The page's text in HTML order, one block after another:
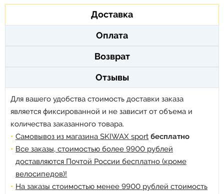
Доставка
Оплата
Возврат
Отзывы
Для вашего удобства стоимость доставки заказа
является фиксированной и не зависит от объема и
количества заказанного товара.
Самовывоз из магазина SKIWAX sport бесплатно
Все заказы, стоимостью более 9900 рублей
доставляются Почтой России бесплатно (кроме
велосипедов)!
На заказы стоимостью менее 9900 рублей стоимость